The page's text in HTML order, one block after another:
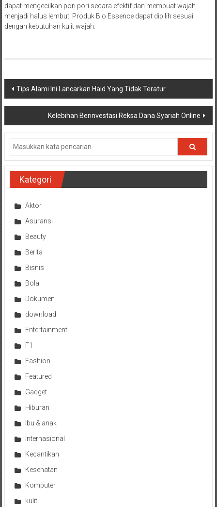
dapat mengecilkan pori pori secara efektif dan membuat wajah
menjadi halus lembut. Produk Bio Essence dapat dipilih sesuai
dengan kebutuhan kulit wajah.
Navigasi
pos
Tips Alami Ini Lancarkan Haid Yang Tidak Teratur
Kelebihan Berinvestasi Reksa Dana Syariah Online
Kategori
Aktor
Asuransi
Beauty
Berita
Bisnis
Bola
Dokumen
download
Entertainment
F1
Fashion
Featured
Gadget
Hiburan
Ibu & anak
Internasional
Kecantikan
Kesehatan
Komputer
kulit